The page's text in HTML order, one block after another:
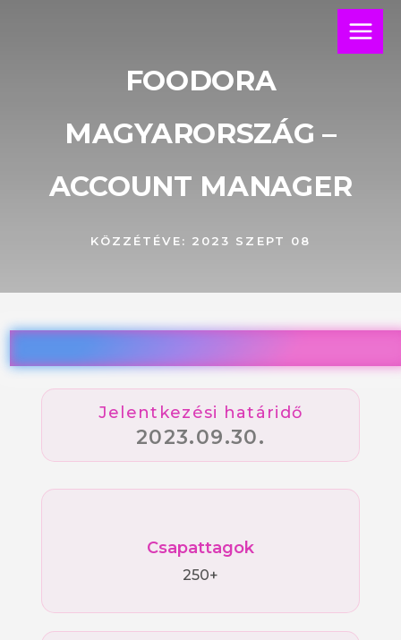
Main
Menu
FOODORA
MAGYARORSZÁG –
ACCOUNT MANAGER
KÖZZÉTÉVE: 2023 SZEPT 08
Jelentkezési határidő
2023.09.30.
Csapattagok
250+